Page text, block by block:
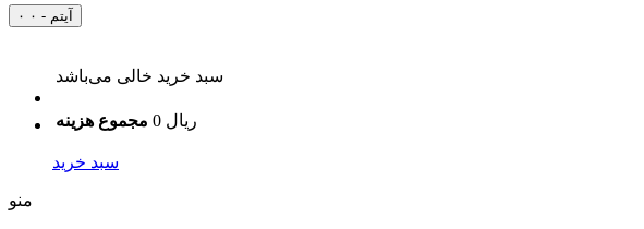
۰ آیتم - ۰
سبد خرید خالی می‌باشد
مجموع هزینه 0 ریال
سبد خرید
منو